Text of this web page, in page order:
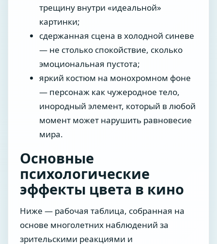
трещину внутри «идеальной»
картинки;
сдержанная сцена в холодной синеве
— не столько спокойствие, сколько
эмоциональная пустота;
яркий костюм на монохромном фоне
— персонаж как чужеродное тело,
инородный элемент, который в любой
момент может нарушить равновесие
мира.
Основные
психологические
эффекты цвета в кино
Ниже — рабочая таблица, собранная на
основе многолетних наблюдений за
зрительскими реакциями и